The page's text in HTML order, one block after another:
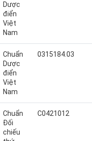
Dược
điển
Việt
Nam
Chuẩn
Dược
điển
Việt
Nam
0315184.03
Chuẩn
Đối
chiếu
C0421012